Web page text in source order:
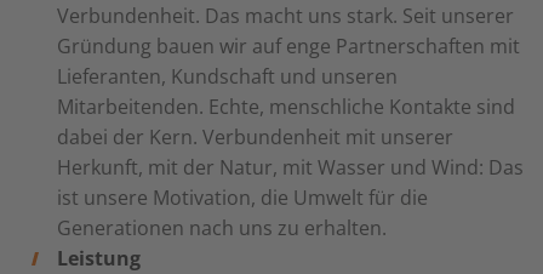
Verbundenheit. Das macht uns stark. Seit unserer
Gründung bauen wir auf enge Partnerschaften mit
Lieferanten, Kundschaft und unseren
Mitarbeitenden. Echte, menschliche Kontakte sind
dabei der Kern. Verbundenheit mit unserer
Herkunft, mit der Natur, mit Wasser und Wind: Das
ist unsere Motivation, die Umwelt für die
Generationen nach uns zu erhalten.
Leistung